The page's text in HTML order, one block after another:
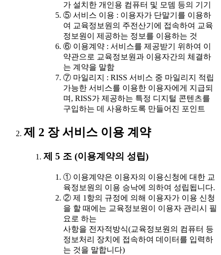
가 설치한 개인용 컴퓨터 및 모뎀 등의 기기
⑤ 서비스 이용 : 이용자가 단말기를 이용하
여 교육정보원의 주전산기에 접속하여 교육
정보원이 제공하는 정보를 이용하는 것
⑥ 이용계약 : 서비스를 제공받기 위하여 이
약관으로 교육정보원과 이용자간의 체결하
는 계약을 말함
⑦ 마일리지 : RISS 서비스 중 마일리지 적립
가능한 서비스를 이용한 이용자에게 지급되
며, RISS가 제공하는 특정 디지털 콘텐츠를
구입하는 데 사용하도록 만들어진 포인트
제 2 장 서비스 이용 계약
제 5 조 (이용계약의 성립)
① 이용계약은 이용자의 이용신청에 대한 교
육정보원의 이용 승낙에 의하여 성립됩니다.
② 제 1항의 규정에 의해 이용자가 이용 신청
을 할 때에는 교육정보원이 이용자 관리시 필
요로 하는
사항을 전자적방식(교육정보원의 컴퓨터 등
정보처리 장치에 접속하여 데이터를 입력하
는 것을 말합니다)